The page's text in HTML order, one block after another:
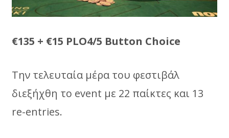
€135 + €15 PLO4/5 Button Choice
Tην τελευταία μέρα του φεστιβάλ
διεξήχθη το event με 22 παίκτες και 13
re-entries.